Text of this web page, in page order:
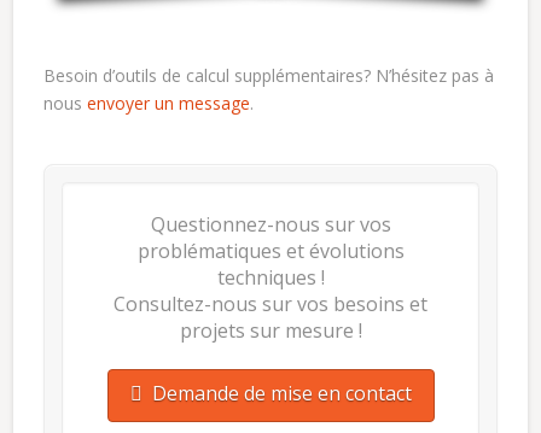
Besoin d’outils de calcul supplémentaires? N’hésitez pas à
nousenvoyer un message.
Questionnez-nous sur vos
problématiques et évolutions
techniques !
Consultez-nous sur vos besoins et
projets sur mesure !
Demande de mise en contact